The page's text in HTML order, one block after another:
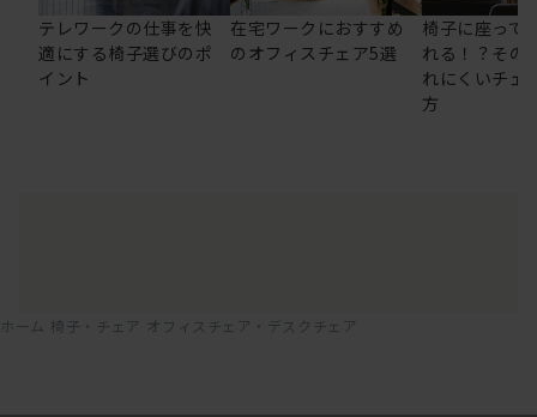
テレワークの仕事を快
適にする椅子選びのポ
イント
在宅ワークにおすすめ
のオフィスチェア5選
椅子に座って
れる！？その
れにくいチェ
方
ホーム 椅子・チェア オフィスチェア・デスクチェア